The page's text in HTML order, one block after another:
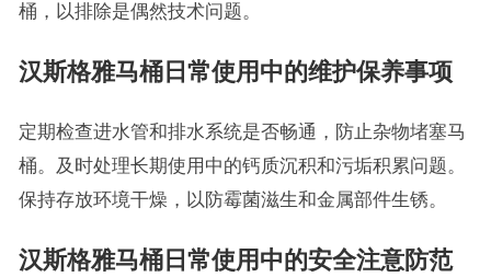
桶，以排除是偶然技术问题。
汉斯格雅马桶日常使用中的维护保养事项
定期检查进水管和排水系统是否畅通，防止杂物堵塞马
桶。及时处理长期使用中的钙质沉积和污垢积累问题。
保持存放环境干燥，以防霉菌滋生和金属部件生锈。
汉斯格雅马桶日常使用中的安全注意防范